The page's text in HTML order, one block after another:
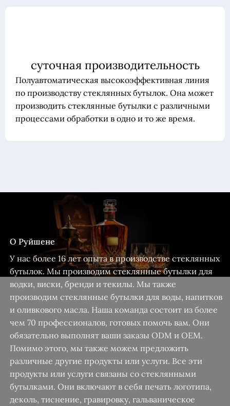
суточная производительность
Полуавтоматическая высокоэффективная линия
по производству стеклянных бутылок. Она может
производить стеклянные бутылки с различными
процессами обработки в одно и то же время.
О Руйшене
У нас более 16 лет опыта в производстве стеклянных
бутылок. Мы производим стеклянные бутылки для
водки, виски, бренди и текилы. Мы также
производим стеклянные бутылки для воды, напитков
и оливкового масла. Наша команда состоит из более
чем 70 профессионалов, готовых помочь вам. Они
обязательно выполнят ваши заказы ODM и OEM.
Помимо этого, мы также можем предложить
различные другие продукты или услуги. Все эти
продукты или услуги связаны со стеклянными
бутылками. Они включают в себя печать логотипа,
деколь, тиснение, гравировку, гальваническое